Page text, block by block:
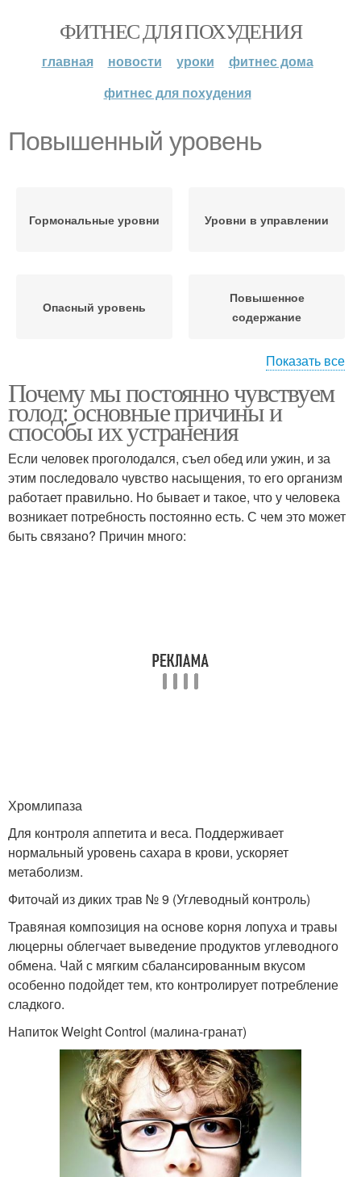
ФИТНЕС ДЛЯ ПОХУДЕНИЯ
главная новости уроки
фитнес дома
фитнес для похудения
Повышенный уровень
Гормональные уровни Уровни в управлении
Опасный уровень
Повышенное
содержание
повышенном уровне
Показать все
Почему мы постоянно чувствуем
голод: основные причины и
способы их устранения
Если человек проголодался, съел обед или ужин, и за
этим последовало чувство насыщения, то его организм
работает правильно. Но бывает и такое, что у человека
возникает потребность постоянно есть. С чем это может
быть связано? Причин много:
Хромлипаза
Для контроля аппетита и веса. Поддерживает
нормальный уровень сахара в крови, ускоряет
метаболизм.
Фиточай из диких трав № 9 (Углеводный контроль)
Травяная композиция на основе корня лопуха и травы
люцерны облегчает выведение продуктов углеводного
обмена. Чай с мягким сбалансированным вкусом
особенно подойдет тем, кто контролирует потребление
сладкого.
Напиток Weight Control (малина-гранат)